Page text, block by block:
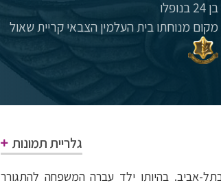
בן 24 בנופלו
מקום מנוחתו בית העלמין הצבאי קריית שאול
גלריית תמונות
ברוריה וישראל-דוב, נולד ביום א’ בטבת תש”י (21.12.1949) בתל-אביב. בהיותו ילד עברה המשפחה להתגורר